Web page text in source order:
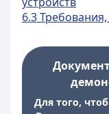
6.3
Для того,